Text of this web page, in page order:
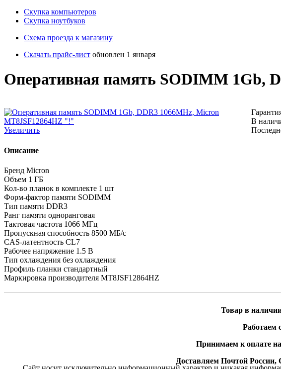
Скупка компьютеров
Cкупка ноутбуков
Схема проезда к магазину
Скачать прайс-лист обновлен 1 января
Оперативная память SODIMM 1Gb,
Увеличить
В
Описание
Бренд Micron
Объем 1 ГБ
Кол-во планок в комплекте 1 шт
Форм-фактор памяти SODIMM
Тип памяти DDR3
Ранг памяти одноранговая
Тактовая частота 1066 МГц
Пропускная способность 8500 МБ/с
CAS-латентность CL7
Рабочее напряжение 1.5 В
Тип охлаждения без охлаждения
Профиль планки стандартный
Маркировка производителя MT8JSF12864HZ
Товар в
Работаем
Принимаем к оплате
Доставляем Почтой России,